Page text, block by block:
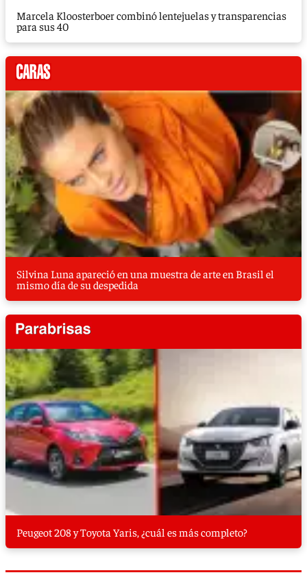
Marcela Kloosterboer combinó lentejuelas y transparencias
para sus 40
Silvina Luna apareció en una muestra de arte en Brasil el
mismo día de su despedida
Peugeot 208 y Toyota Yaris, ¿cuál es más completo?